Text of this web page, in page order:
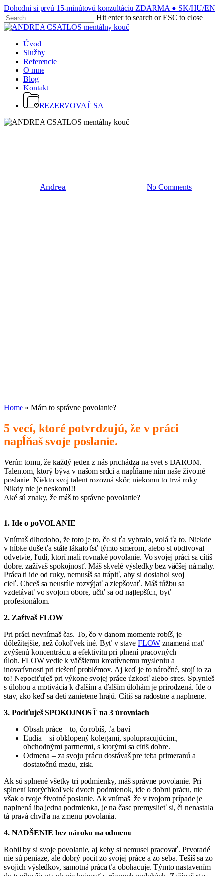
Skip
to
main
Dohodni si prvú 15-minútovú konzultáciu ZDARMA ● SK/HU/EN
Hit enter to search or ESC to close
Close
Menu
Úvod
Služby
Referencie
O mne
Blog
Kontakt
REZERVOVAŤ SA
Andrea No Comments
Home » Mám to správne povolanie?
5 vecí, ktoré potvrdzujú, že v práci
napĺňaš svoje poslanie.
Verím tomu, že každý jeden z nás prichádza na svet s DAROM.
Talentom, ktorý býva v našom srdci a napĺňame ním naše životné
poslanie. Niekto svoj talent rozozná skôr, niekomu to trvá roky.
Nikdy nie je neskoro!!!
Aké sú znaky, že máš to správne povolanie?
1. Ide o poVOLANIE
Vnímaš dlhodobo, že toto je to, čo si ťa vybralo, volá ťa to. Niekde
v hĺbke duše ťa stále lákalo ísť týmto smerom, alebo si obdivoval
odvetvie, ľudí, ktorí mali rovnaké povolanie. Vo svojej práci sa cítiš
dobre, zažívaš spokojnosť. Máš skvelé výsledky bez väčšej námahy.
Práca ti ide od ruky, nemusíš sa trápiť, aby si dosiahol svoj
cieľ. Chceš sa neustále rozvýjať a zlepšovať. Máš túžbu sa
vzdelávať vo svojom obore, učiť sa od najlepších, byť
profesionálom.
2. Zažívaš FLOW
Pri práci nevnímaš čas. To, čo v danom momente robíš, je
dôležitejšie, než čokoľvek iné. Byť v stave FLOW znamená mať
zvýšenú koncentráciu a efektivitu pri plnení pracovných
úloh. FLOW vedie k väčšiemu kreatívnemu mysleniu a
inovatívnosti pri riešení problémov. Aj keď je to náročné, stojí to za
to! Nepociťuješ pri výkone svojej práce úzkosť alebo stres. Splynieš
s úlohou a motivácia k ďalším a ďalším úlohám je prirodzená. Ide o
stav, ako keď sa deti zanietene hrajú. Cítiš sa radostne a naplnene.
3. Pociťuješ SPOKOJNOSŤ na 3 úrovniach
Obsah práce – to, čo robíš, ťa baví.
Ľudia – si obklopený kolegami, spolupracujúcimi,
obchodnými partnermi, s ktorými sa cítiš dobre.
Odmena – za svoju prácu dostávaš pre teba primeranú a
dostatočnú mzdu, zisk.
Ak sú splnené všetky tri podmienky, máš správne povolanie. Pri
splnení ktorýchkoľvek dvoch podmienok, ide o dobrú prácu, nie
však o tvoje životné poslanie. Ak vnímaš, že v tvojom prípade je
naplnená iba jedna podmienka, je na čase premyslieť si, či nenastala
tá pravá chvíľa na zmenu povolania.
4. NADŠENIE bez nároku na odmenu
Robil by si svoje povolanie, aj keby si nemusel pracovať. Prvoradé
nie sú peniaze, ale dobrý pocit zo svojej práce a zo seba. Tešíš sa zo
svojich výsledkov, samotná práca ťa obohacuje. Týmto nastavením
Close